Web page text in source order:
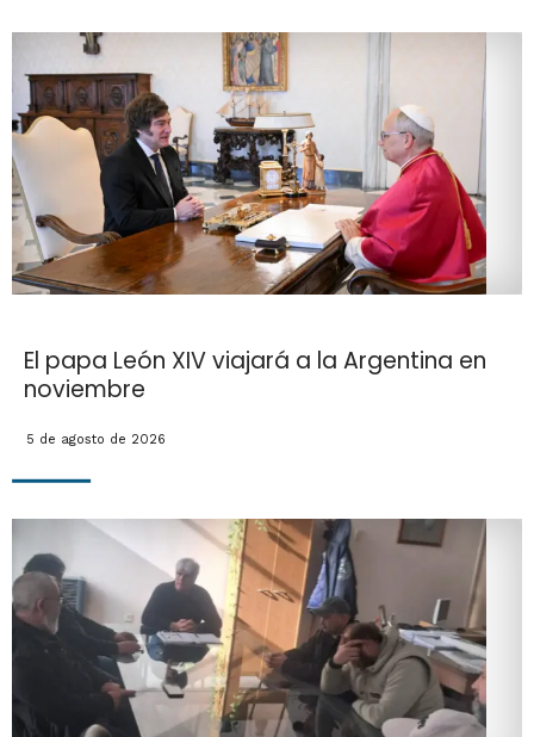
El papa León XIV viajará a la Argentina en
noviembre
5 de agosto de 2026